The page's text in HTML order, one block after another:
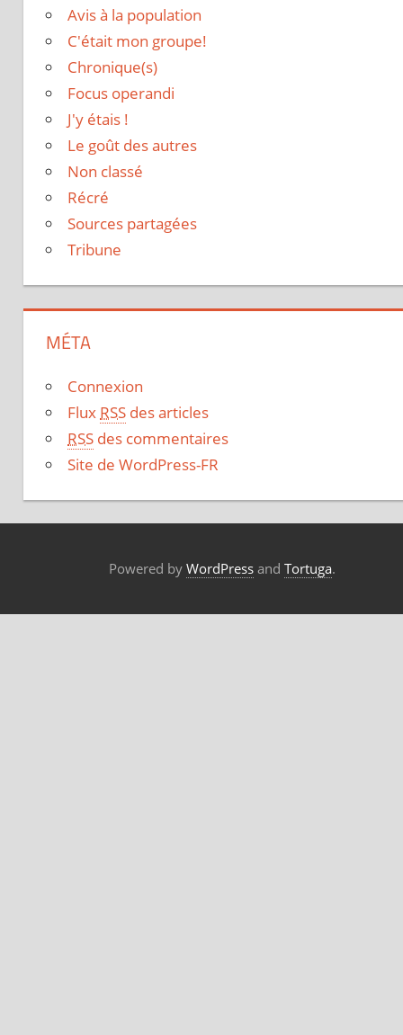
Avis à la population
C'était mon groupe!
Chronique(s)
Focus operandi
J'y étais !
Le goût des autres
Non classé
Récré
Sources partagées
Tribune
MÉTA
Connexion
Flux RSS des articles
RSS des commentaires
Site de WordPress-FR
Powered by WordPressand Tortuga.